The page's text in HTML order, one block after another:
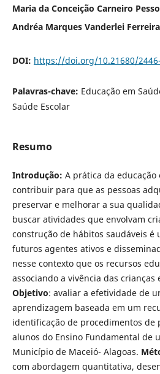
Maria da Conceição Carneiro
Andréa Marques Vanderlei Ferreira
DOI: https://doi.org/10.21680/
Palavras-chave: Educação em
Saúde Escolar
Resumo
Introdução: A prática da
contribuir para que as pessoas
preservar e melhorar a sua
buscar atividades que envolvam
construção de hábitos saudáveis é
futuros agentes ativos e
nesse contexto que os recursos
associando a vivência das crianças
Objetivo: avaliar a efetividade de
aprendizagem baseada em um
identificação de procedimentos de
alunos do Ensino Fundamental de
Município de Maceió- Alagoas. Mé
com abordagem quantitativa,